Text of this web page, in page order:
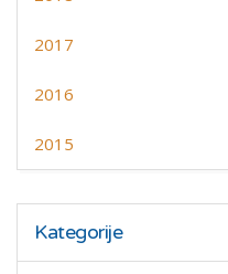
2017
2016
2015
Kategorije